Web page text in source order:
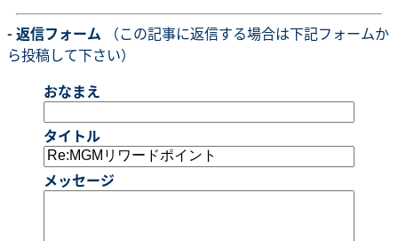
- 返信フォーム （この記事に返信する場合は下記フォームか
ら投稿して下さい）
おなまえ
タイトル
メッセージ